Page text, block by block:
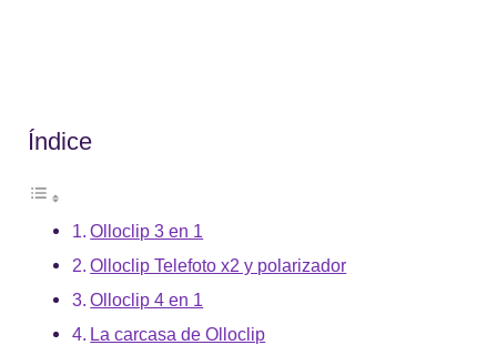
Índice
Olloclip 3 en 1
Olloclip Telefoto x2 y polarizador
Olloclip 4 en 1
La carcasa de Olloclip